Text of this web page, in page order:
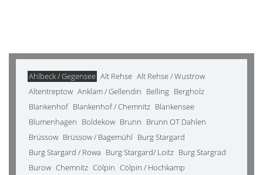
Ahlbeck / Gegensee Alt Rehse Alt Rehse / Wustrow
Altentreptow Anklam / Gellendin Belling Bergholz
Blankenhof Blankenhof / Chemnitz Blankensee
Blumenhagen Boldekow Brunn Brunn OT Dahlen
Brüssow Brüssow / Bagemühl Burg Stargard
Burg Stargard / Rowa Burg Stargard/ Loitz Burg Stargrad
Burow Chemnitz Cölpin Cölpin / Hochkamp